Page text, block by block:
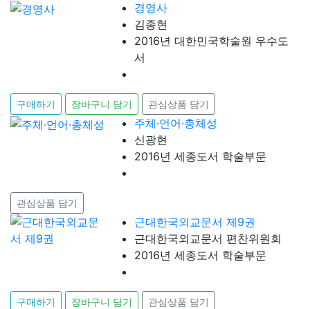
경영사
김종현
2016년 대한민국학술원 우수도
서
구매하기 장바구니 담기 관심상품 담기
주체·언어·총체성
신광현
2016년 세종도서 학술부문
관심상품 담기
근대한국외교문서 제9권
근대한국외교문서 편찬위원회
2016년 세종도서 학술부문
구매하기 장바구니 담기 관심상품 담기